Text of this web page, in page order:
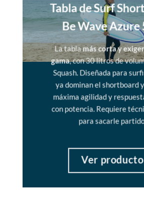
Tabla de Surf
Be Wave Azure
La tablamás corta y
gama, con 30 litros de
Squash. Diseñada para
ya dominan el shortboard
máxima agilidad y
con potencia. Requiere
para sacarle
Ver producto